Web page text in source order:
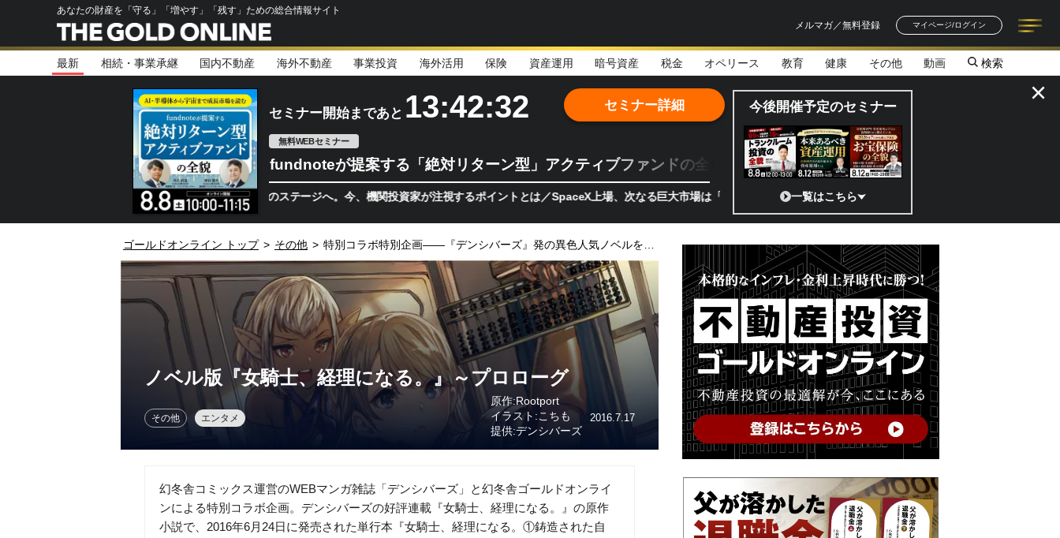
あなたの財産を「守る」「増やす」「残す」ための総合情報サイト
メルマガ／無料登録
マイページ/ログイン
記事一覧
著者一覧
最新 相続・事業承継 国内不動産 海外不動産 事業投資 海外活用 保険 資産運用 暗号資産 税金 オペリース 教育 健康 その他 動画 検索
セミナー開始まであと 13:42:30
無料WEBセミナー
fundnoteが提案する「絶対リターン型」アクティブファンドの全貌
半導体相場は次のステージへ。今、機関投資家が注視するポイントとは／SpaceX上場、次なる巨大市場は「宇宙!?」 日本の宇宙ベンチャーのココがスゴイ！／補助金から実需へ、知ら
セミナー詳細 今後開催予定のセミナー
一覧はこちら
×
ゴールドオンライン トップ > その他 >
ノベル版『女騎士、経理になる。』～プロローグ
その他 エンタメ
原作:Rootport
イラスト:こちも
提供:デンシバーズ
2016.7.17
幻冬舎コミックス運営のWEBマンガ雑誌「デンシバーズ」と幻冬舎ゴールドオンライ
ンによる特別コラボ企画。デンシバーズの好評連載『女騎士、経理になる。』の原作
小説で、2016年6月24日に発売された単行本『女騎士、経理になる。①鋳造された自